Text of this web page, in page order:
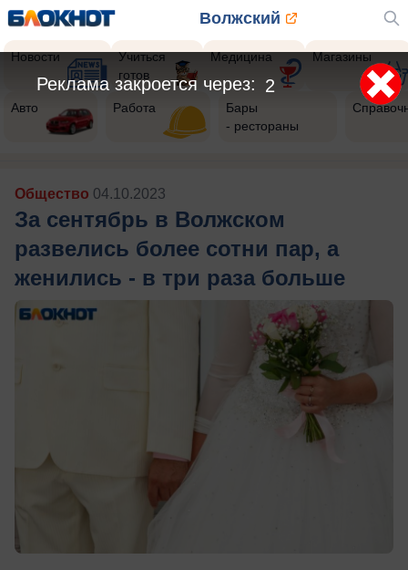
Волжский
Новости
Учиться
готов
Медицина Магазины
Авто Работа
Бары
- рестораны
Общество 04.10.2023
За сентябрь в Волжском
развелись более сотни пар, а
женились - в три раза больше